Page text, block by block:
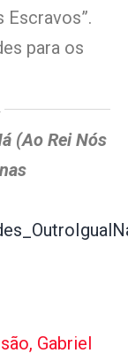
Escravos”.
para os
(Ao Rei Nós
, Gabriel